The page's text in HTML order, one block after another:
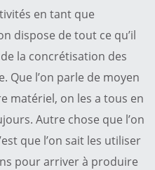
en tant que
dispose de tout ce qu’il
la concrétisation des
Que l’on parle de moyen
matériel, on les a tous en
Autre chose que l’on
que l’on sait les utiliser
pour arriver à produire